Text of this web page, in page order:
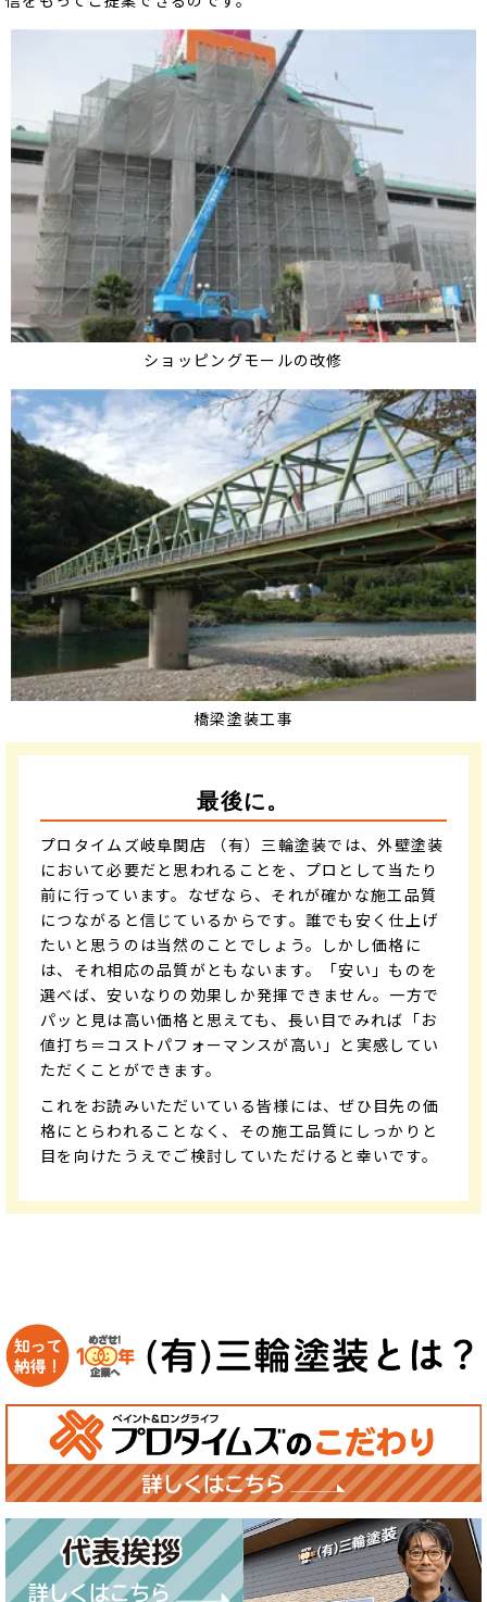
ショッピングモールの改修
橋梁塗装工事
最後に。
プロタイムズ岐阜関店 （有）三輪塗装では、外壁塗装
において必要だと思われることを、プロとして当たり
前に行っています。なぜなら、それが確かな施工品質
につながると信じているからです。誰でも安く仕上げ
たいと思うのは当然のことでしょう。しかし価格に
は、それ相応の品質がともないます。「安い」ものを
選べば、安いなりの効果しか発揮できません。一方で
パッと見は高い価格と思えても、長い目でみれば「お
値打ち＝コストパフォーマンスが高い」と実感してい
ただくことができます。
これをお読みいただいている皆様には、ぜひ目先の価
格にとらわれることなく、その施工品質にしっかりと
目を向けたうえでご検討していただけると幸いです。